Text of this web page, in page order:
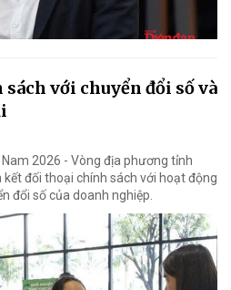
với chuyển đổi số và
2026 - Vòng địa phương tỉnh
đối thoại chính sách với hoạt động
đổi số của doanh nghiệp.